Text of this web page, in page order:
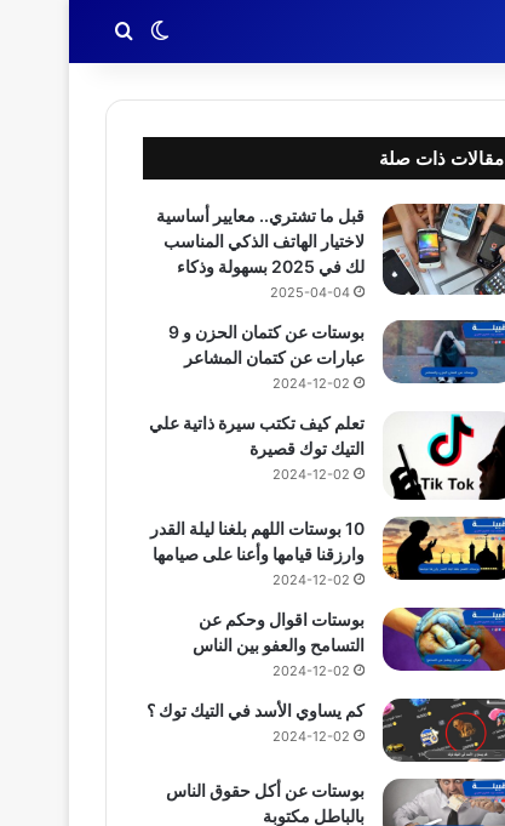
الوضع المظلم
بحث عن
مقالات ذات صلة
قبل ما تشتري.. معايير أساسية
لاختيار الهاتف الذكي المناسب
لك في 2025 بسهولة وذكاء
2025-04-04
بوستات عن كتمان الحزن و 9
عبارات عن كتمان المشاعر
2024-12-02
تعلم كيف تكتب سيرة ذاتية علي
التيك توك قصيرة
2024-12-02
10 بوستات اللهم بلغنا ليلة القدر
وارزقنا قيامها وأعنا على صيامها
2024-12-02
بوستات اقوال وحكم عن
التسامح والعفو بين الناس
2024-12-02
كم يساوي الأسد في التيك توك ؟
2024-12-02
بوستات عن أكل حقوق الناس
بالباطل مكتوبة